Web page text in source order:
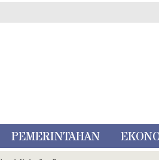
PEMERINTAHAN